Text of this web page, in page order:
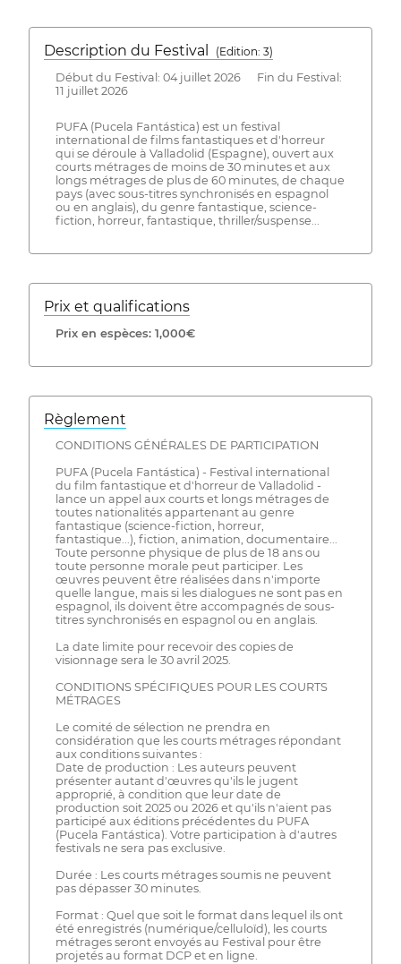
Description du Festival
( Edition: 3)
Début du Festival: 04 juillet 2026 Fin du Festival:
11 juillet 2026
PUFA (Pucela Fantástica) est un festival
international de films fantastiques et d'horreur
qui se déroule à Valladolid (Espagne), ouvert aux
courts métrages de moins de 30 minutes et aux
longs métrages de plus de 60 minutes, de chaque
pays (avec sous-titres synchronisés en espagnol
ou en anglais), du genre fantastique, science-
fiction, horreur, fantastique, thriller/suspense...
Prix ​​et qualifications
Prix ​​en espèces: 1,000€
Règlement
CONDITIONS GÉNÉRALES DE PARTICIPATION
PUFA (Pucela Fantástica) - Festival international
du film fantastique et d'horreur de Valladolid -
lance un appel aux courts et longs métrages de
toutes nationalités appartenant au genre
fantastique (science-fiction, horreur,
fantastique...), fiction, animation, documentaire...
Toute personne physique de plus de 18 ans ou
toute personne morale peut participer. Les
œuvres peuvent être réalisées dans n'importe
quelle langue, mais si les dialogues ne sont pas en
espagnol, ils doivent être accompagnés de sous-
titres synchronisés en espagnol ou en anglais.
La date limite pour recevoir des copies de
visionnage sera le 30 avril 2025.
CONDITIONS SPÉCIFIQUES POUR LES COURTS
MÉTRAGES
Le comité de sélection ne prendra en
considération que les courts métrages répondant
aux conditions suivantes :
Date de production : Les auteurs peuvent
présenter autant d'œuvres qu'ils le jugent
approprié, à condition que leur date de
production soit 2025 ou 2026 et qu'ils n'aient pas
participé aux éditions précédentes du PUFA
(Pucela Fantástica). Votre participation à d'autres
festivals ne sera pas exclusive.
Durée : Les courts métrages soumis ne peuvent
pas dépasser 30 minutes.
Format : Quel que soit le format dans lequel ils ont
été enregistrés (numérique/celluloïd), les courts
métrages seront envoyés au Festival pour être
projetés au format DCP et en ligne.